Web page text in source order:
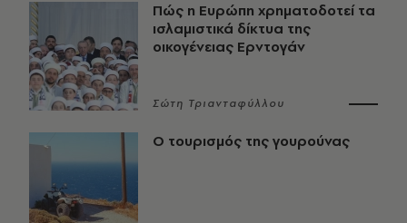
Πώς η Ευρώπη χρηματοδοτεί τα
ισλαμιστικά δίκτυα της
οικογένειας Ερντογάν
Σώτη Τριανταφύλλου
Ο τουρισμός της γουρούνας